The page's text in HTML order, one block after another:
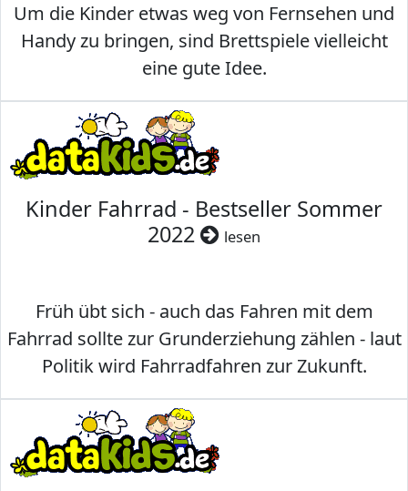
Um die Kinder etwas weg von Fernsehen und
Handy zu bringen, sind Brettspiele vielleicht
eine gute Idee.
Kinder Fahrrad - Bestseller Sommer
2022
lesen
Früh übt sich - auch das Fahren mit dem
Fahrrad sollte zur Grunderziehung zählen - laut
Politik wird Fahrradfahren zur Zukunft.